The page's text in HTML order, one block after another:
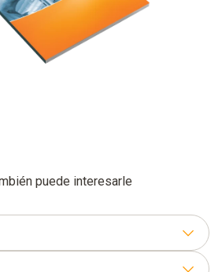
la
Medición correcta de
puede interesarle